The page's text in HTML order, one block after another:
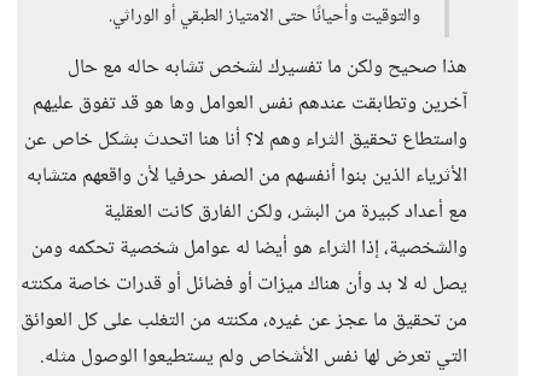
والتوقيت وأحيانًا حتى الامتياز الطبقي أو الوراثي.
هذا صحيح ولكن ما تفسيرك لشخص تشابه حاله مع حال
آخرين وتطابقت عندهم نفس العوامل وها هو قد تفوق عليهم
واستطاع تحقيق الثراء وهم لا؟ أنا هنا اتحدث بشكل خاص عن
الأثرياء الذين بنوا أنفسهم من الصفر حرفيا لأن واقعهم متشابه
مع أعداد كبيرة من البشر، ولكن الفارق كانت العقلية
والشخصية، إذا الثراء هو أيضا له عوامل شخصية تحكمه ومن
يصل له لا بد وأن هناك ميزات أو فضائل أو قدرات خاصة مكنته
من تحقيق ما عجز عن غيره، مكنته من التغلب على كل العوائق
التي تعرض لها نفس الأشخاص ولم يستطيعوا الوصول مثله.